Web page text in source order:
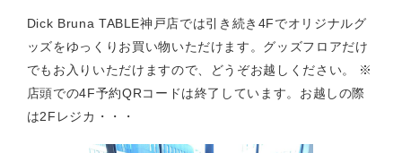
Dick Bruna TABLE神戸店では引き続き4Fでオリジナルグ
ッズをゆっくりお買い物いただけます。グッズフロアだけ
でもお入りいただけますので、どうぞお越しください。 ※
店頭での4F予約QRコードは終了しています。お越しの際
は2Fレジカ・・・